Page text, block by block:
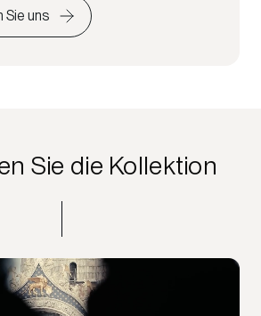
Sie uns
Sie die Kollektion